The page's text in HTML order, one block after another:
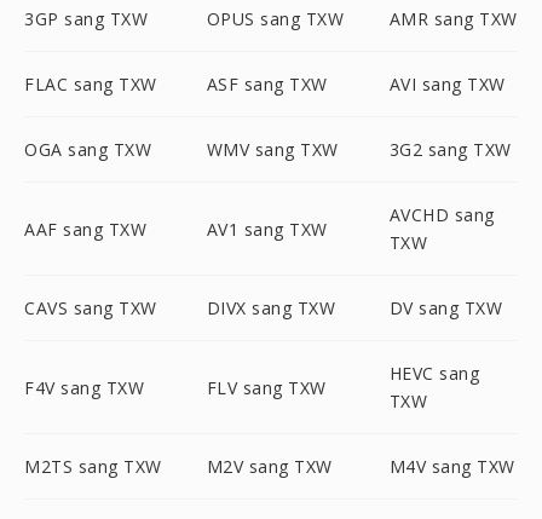
3GP sang TXW OPUS sang TXW AMR sang TXW
FLAC sang TXW ASF sang TXW AVI sang TXW
OGA sang TXW WMV sang TXW 3G2 sang TXW
AAF sang TXW AV1 sang TXW
AVCHD sang
TXW
CAVS sang TXW DIVX sang TXW DV sang TXW
F4V sang TXW FLV sang TXW
HEVC sang
TXW
M2TS sang TXW M2V sang TXW M4V sang TXW